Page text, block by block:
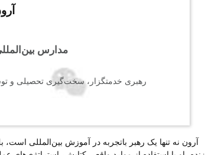
مدارس
رهبری خدمتگزار، سخت‌گیری تحصیلی و
آرون نه تنها یک رهبر باتجربه در آموزش بین‌المللی